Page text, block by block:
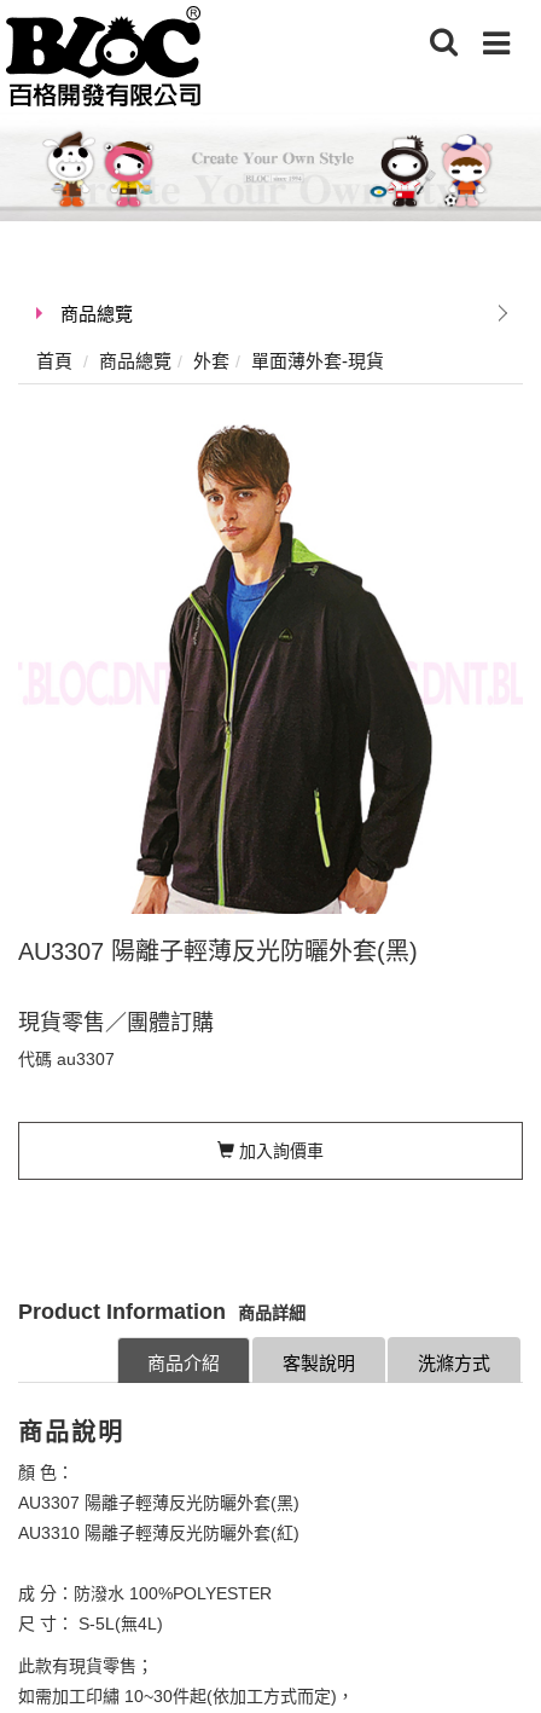
商品總覽
首頁 商品總覽 外套 單面薄外套-現貨
AU3307 陽離子輕薄反光防曬外套(黑)
現貨零售／團體訂購
代碼 au3307
加入詢價車
Product Information 商品詳細
洗滌方式
客製說明
商品介紹
商品說明
顏 色：
AU3307 陽離子輕薄反光防曬外套(黑)
AU3310 陽離子輕薄反光防曬外套(紅)
成 分：防潑水 100%POLYESTER
尺 寸： S-5L(無4L)
此款有現貨零售；
如需加工印繡 10~30件起(依加工方式而定)，